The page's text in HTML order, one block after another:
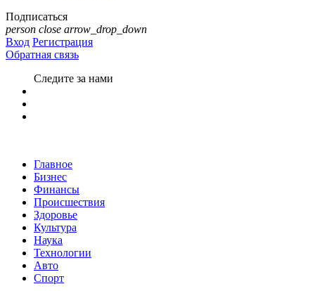
Подписаться
person close arrow_drop_down
Вход Регистрация
Обратная связь
Следите за нами
Главное
Бизнес
Финансы
Происшествия
Здоровье
Культура
Наука
Технологии
Авто
Спорт